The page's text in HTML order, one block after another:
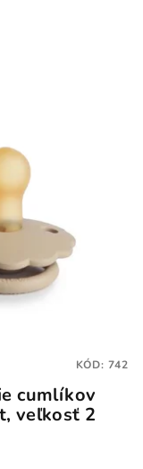
cumlíkov
veľkosť 2
KÓD: 742